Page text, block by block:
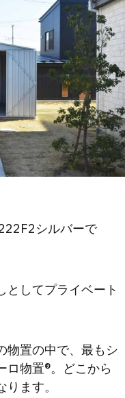
シルバーで
としてプライベート
物置の中で、最もシ
ロ物置®。どこから
ます。